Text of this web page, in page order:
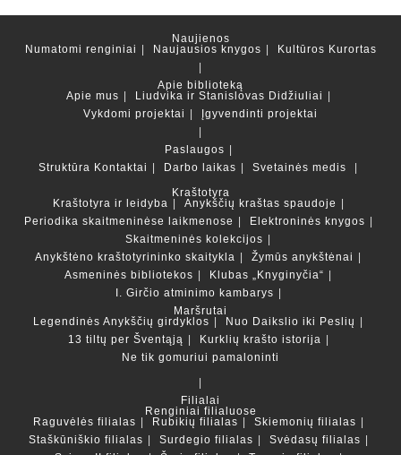
Naujienos
Numatomi renginiai
Naujausios knygos Kultūros Kurortas
Apie biblioteką
Apie mus
Liudvika ir Stanislovas Didžiuliai
Vykdomi projektai
Įgyvendinti projektai
Paslaugos
Struktūra Kontaktai Darbo laikas
Svetainės medis
Kraštotyra
Kraštotyra ir leidyba
Anykščių kraštas spaudoje
Periodika skaitmeninėse laikmenose
Elektroninės knygos
Skaitmeninės kolekcijos
Anykštėno kraštotyrininko skaitykla
Žymūs anykštėnai
Asmeninės bibliotekos
Klubas „Knyginyčia“
I. Girčio atminimo kambarys
Maršrutai
Legendinės Anykščių girdyklos
Nuo Daikslio iki Peslių
13 tiltų per Šventąją
Kurklių krašto istorija
Ne tik gomuriui pamaloninti
Filialai
Renginiai filialuose
Raguvėlės filialas
Rubikių filialas
Skiemonių filialas
Staškūniškio filialas
Surdegio filialas
Svėdasų filialas